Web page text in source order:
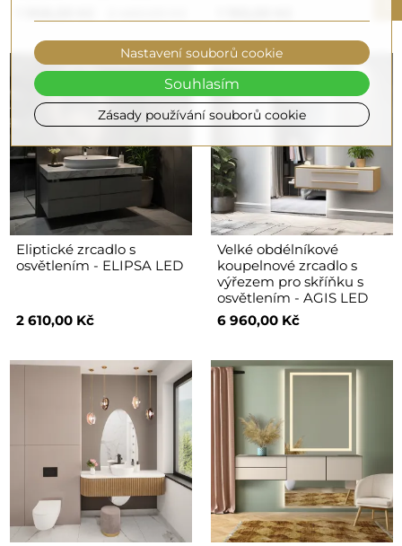
Eliptické zrcadlo s
osvětlením - ELIPSA LED
2 610,00 Kč
Velké obdélníkové
koupelnové zrcadlo s
výřezem pro skříňku s
osvětlením - AGIS LED
6 960,00 Kč
Zásady používání souborů cookie
Nastavení souborů cookie
Souhlasím